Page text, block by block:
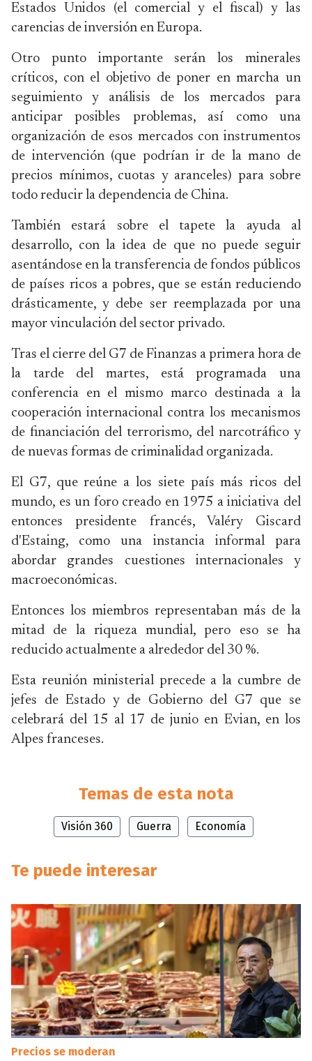
Estados Unidos (el comercial y el fiscal) y las
carencias de inversión en Europa.
Otro punto importante serán los minerales
críticos, con el objetivo de poner en marcha un
seguimiento y análisis de los mercados para
anticipar posibles problemas, así como una
organización de esos mercados con instrumentos
de intervención (que podrían ir de la mano de
precios mínimos, cuotas y aranceles) para sobre
todo reducir la dependencia de China.
También estará sobre el tapete la ayuda al
desarrollo, con la idea de que no puede seguir
asentándose en la transferencia de fondos públicos
de países ricos a pobres, que se están reduciendo
drásticamente, y debe ser reemplazada por una
mayor vinculación del sector privado.
Tras el cierre del G7 de Finanzas a primera hora de
la tarde del martes, está programada una
conferencia en el mismo marco destinada a la
cooperación internacional contra los mecanismos
de financiación del terrorismo, del narcotráfico y
de nuevas formas de criminalidad organizada.
El G7, que reúne a los siete país más ricos del
mundo, es un foro creado en 1975 a iniciativa del
entonces presidente francés, Valéry Giscard
d'Estaing, como una instancia informal para
abordar grandes cuestiones internacionales y
macroeconómicas.
Entonces los miembros representaban más de la
mitad de la riqueza mundial, pero eso se ha
reducido actualmente a alrededor del 30 %.
Esta reunión ministerial precede a la cumbre de
jefes de Estado y de Gobierno del G7 que se
celebrará del 15 al 17 de junio en Evian, en los
Alpes franceses.
Temas de esta nota
Visión 360 Guerra Economía
Te puede interesar
Precios se moderan